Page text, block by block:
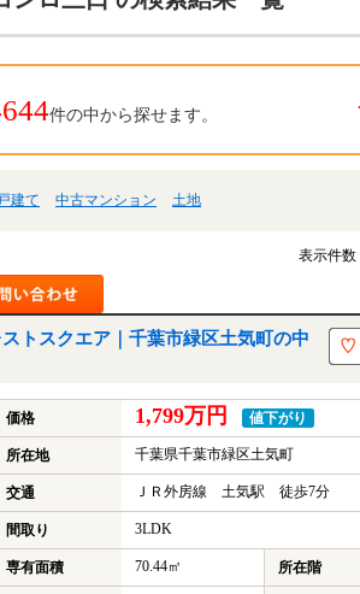
件の中から探せます。
建て 中古マンション 土地
表示件数
トスクエア｜千葉市緑区土気町の中
価格 1,799万円 値下がり
所在地 千葉県千葉市緑区土気町
交通 ＪＲ外房線 土気駅 徒歩7分
間取り 3LDK
専有面積 70.44㎡ 所在階